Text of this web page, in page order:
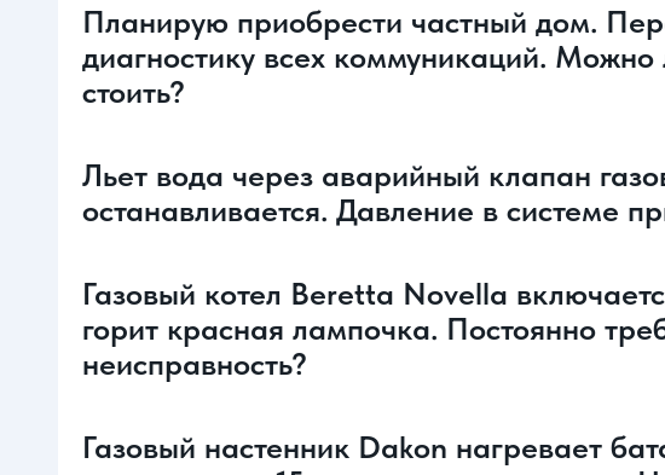
Планирую приобрести частный дом.
диагностику всех коммуникаций. Можно
стоить?
Льет вода через аварийный клапан
останавливается. Давление в системе
Газовый котел Beretta Novella
горит красная лампочка. Постоянно
неисправность?
Газовый настенник Dakon нагревает